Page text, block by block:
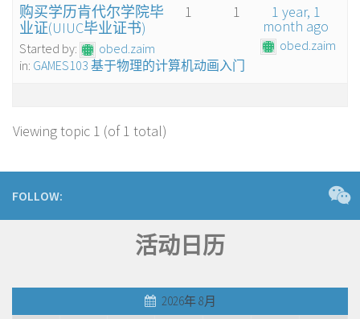
购买学历肯代尔学院毕
业证(UIUC毕业证书)
Started by:
obed.zaim
in: GAMES103 基于物理的计算机动画入门
1 1 1 year, 1
month ago
obed.zaim
Viewing topic 1 (of 1 total)
FOLLOW:
活动日历
2026年 8月